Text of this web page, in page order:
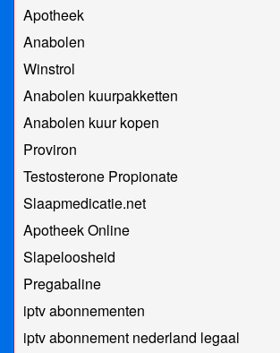
Apotheek
Anabolen
Winstrol
Anabolen kuurpakketten
Anabolen kuur kopen
Proviron
Testosterone Propionate
Slaapmedicatie.net
Apotheek Online
Slapeloosheid
Pregabaline
iptv abonnementen
iptv abonnement nederland legaal​